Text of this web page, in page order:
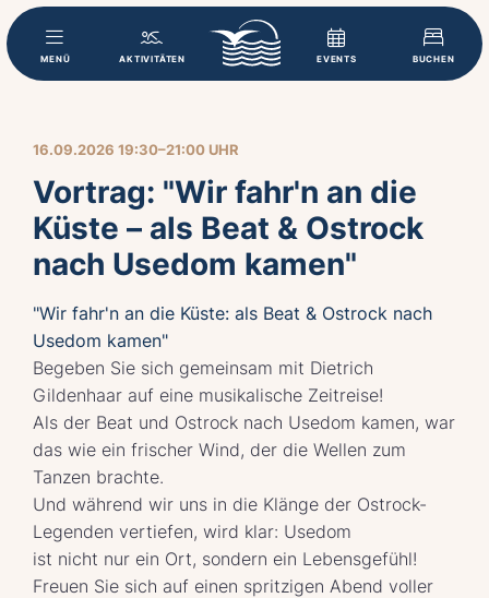
MENÜ AKTIVITÄTEN EVENTS BUCHEN
16.09.2026 19:30–21:00 UHR
Vortrag: "Wir fahr'n an die
Küste – als Beat & Ostrock
nach Usedom kamen"
"Wir fahr'n an die Küste: als Beat & Ostrock nach
Usedom kamen"
Begeben Sie sich gemeinsam mit Dietrich
Gildenhaar auf eine musikalische Zeitreise!
Als der Beat und Ostrock nach Usedom kamen, war
das wie ein frischer Wind, der die Wellen zum
Tanzen brachte.
Und während wir uns in die Klänge der Ostrock-
Legenden vertiefen, wird klar: Usedom
ist nicht nur ein Ort, sondern ein Lebensgefühl!
Freuen Sie sich auf einen spritzigen Abend voller